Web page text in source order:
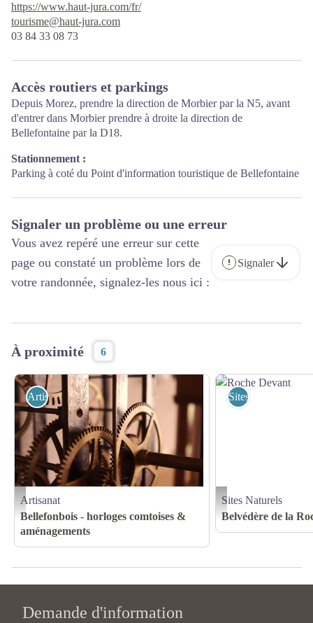
https://www.haut-jura.com/fr/
tourisme@haut-jura.com
03 84 33 08 73
Accès routiers et parkings
Depuis Morez, prendre la direction de Morbier par la N5, avant
d'entrer dans Morbier prendre à droite la direction de
Bellefontaine par la D18.
Stationnement :
Parking à coté du Point d'information touristique de Bellefontaine
Signaler un problème ou une erreur
Vous avez repéré une erreur sur cette
page ou constaté un problème lors de
votre randonnée, signalez-les nous ici :
Signaler
À proximité 6
Légende photo intérieur 3_4 - Bellefonbois
Artisanat
Artisanat
Bellefonbois - horloges comtoises &
aménagements
Roche Devant - J. Carrot
Sites Naturels
Sites Naturels
Belvédère de la
Demande d'information